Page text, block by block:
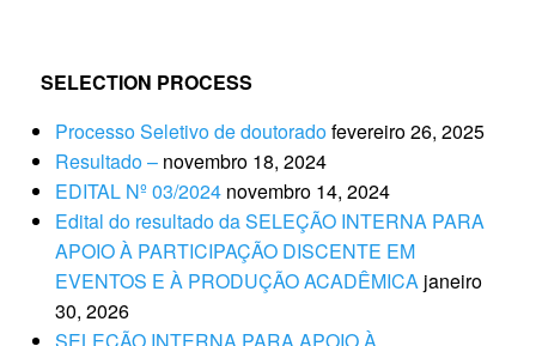
SELECTION PROCESS
Processo Seletivo de doutoradofevereiro 26, 2025
Resultado – novembro 18, 2024
EDITAL Nº 03/2024 novembro 14, 2024
Edital do resultado da SELEÇÃO INTERNA PARA
APOIO À PARTICIPAÇÃO DISCENTE EM
EVENTOS E À PRODUÇÃO ACADÊMICA janeiro
30, 2026